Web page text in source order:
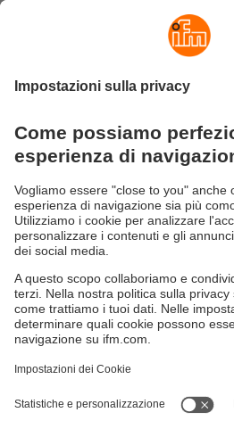
Tanto maggiore
più l’olio diventa
comportamento
Per questo
Il vantaggio per te?
Un enorme
energia e costi.
Interessato?
Contatta il tuoteam di assistenza
Sostenibilità
Garanzia ifm